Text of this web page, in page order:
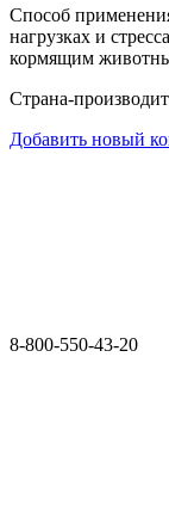
Способ
нагрузках и
кормящим
Страна-
Добавить новый
8-800-550-43-20